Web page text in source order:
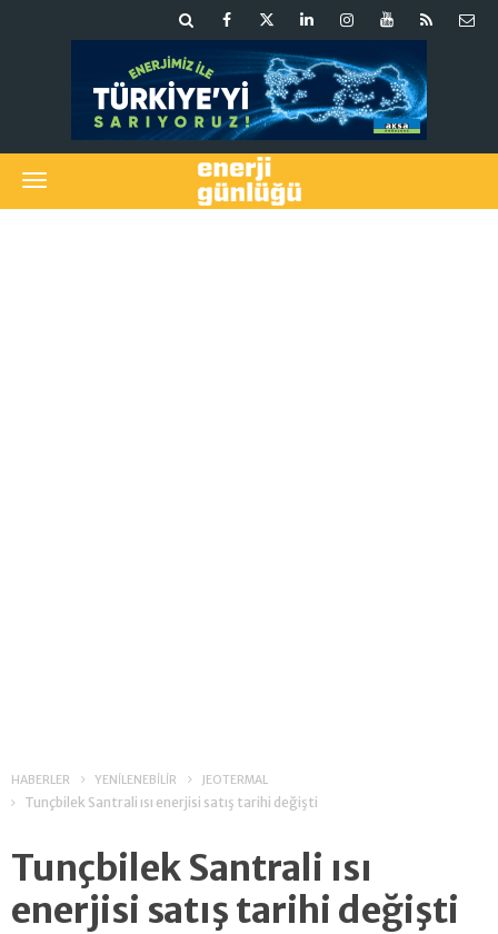
HABERLER YENİLENEBİLİR JEOTERMAL
Tunçbilek Santrali ısı enerjisi satış tarihi değişti
Tunçbilek Santrali ısı
enerjisi satış tarihi değişti